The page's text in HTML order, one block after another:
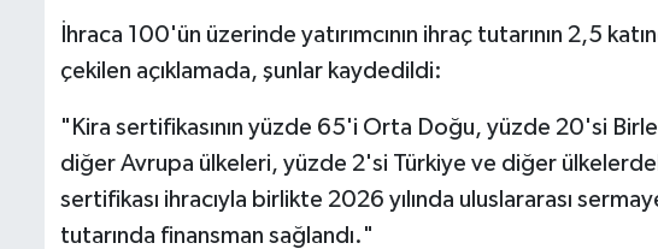
İhraca 100'ün üzerinde yatırımcının ihraç tutarının 2,5
çekilen açıklamada, şunlar kaydedildi:
"Kira sertifikasının yüzde 65'i Orta Doğu, yüzde 20'si
diğer Avrupa ülkeleri, yüzde 2'si Türkiye ve diğer
sertifikası ihracıyla birlikte 2026 yılında uluslararası
tutarında finansman sağlandı."